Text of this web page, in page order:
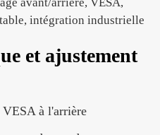
et ajustement
à l'arrière